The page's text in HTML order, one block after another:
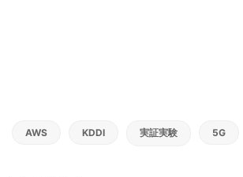
AWS KDDI 実証実験 5G